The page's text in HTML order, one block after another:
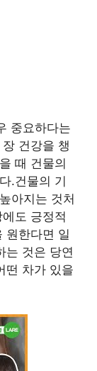
중요하다는
건강을 챙
때 건물의
.건물의 기
아지는 것처
도 긍정적
원한다면 일
는 것은 당연
떤 차가 있을